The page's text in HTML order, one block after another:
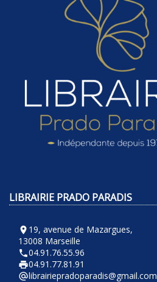
LIBRAIRIE PRADO PARADIS
room 19, avenue de Mazargues,
13008 Marseille
phone04.91.76.55.96
local_printshop04.91.77.81.91
alternate_emaillibrairiepradoparadis@gmail.com